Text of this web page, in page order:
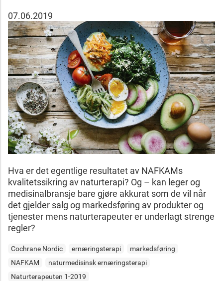
07.06.2019
Hva er det egentlige resultatet av NAFKAMs
kvalitetssikring av naturterapi? Og – kan leger og
medisinalbransje bare gjøre akkurat som de vil når
det gjelder salg og markedsføring av produkter og
tjenester mens naturterapeuter er underlagt strenge
regler?
Cochrane Nordic ernæringsterapi
markedsføring
NAFKAM
naturmedisinsk ernæringsterapi
Naturterapeuten 1-2019